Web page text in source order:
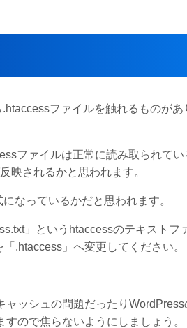
ファイルを触れるものがあ
ファイルは正常に読み取られて
映されるかと思われます。
なっているかだと思われます。
」というhtaccessのテキストフ
.htaccess」へ変更してください。
ッシュの問題だったり
ので焦らないようにしましょう。